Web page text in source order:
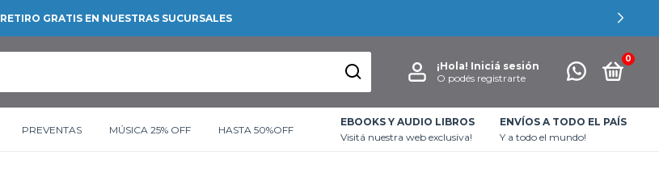
RETIRO GRATIS EN NUESTRAS SUCURSALES
¡Hola! Iniciá sesión
O podés registrarte
0
PREVENTAS MÚSICA 25% OFF HASTA 50%OFF
EBOOKS Y AUDIO LIBROS
Visitá nuestra web exclusiva!
ENVÍOS A TODO EL PAÍS
Y a todo el mundo!